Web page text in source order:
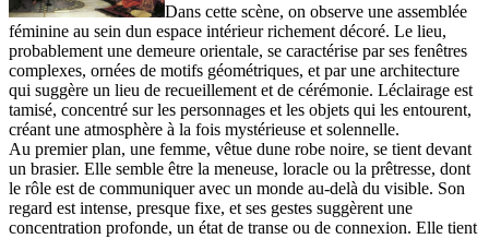
Dans cette scène, on observe une assemblée
féminine au sein dun espace intérieur richement décoré. Le lieu,
probablement une demeure orientale, se caractérise par ses fenêtres
complexes, ornées de motifs géométriques, et par une architecture
qui suggère un lieu de recueillement et de cérémonie. Léclairage est
tamisé, concentré sur les personnages et les objets qui les entourent,
créant une atmosphère à la fois mystérieuse et solennelle.
Au premier plan, une femme, vêtue dune robe noire, se tient devant
un brasier. Elle semble être la meneuse, loracle ou la prêtresse, dont
le rôle est de communiquer avec un monde au-delà du visible. Son
regard est intense, presque fixe, et ses gestes suggèrent une
concentration profonde, un état de transe ou de connexion. Elle tient